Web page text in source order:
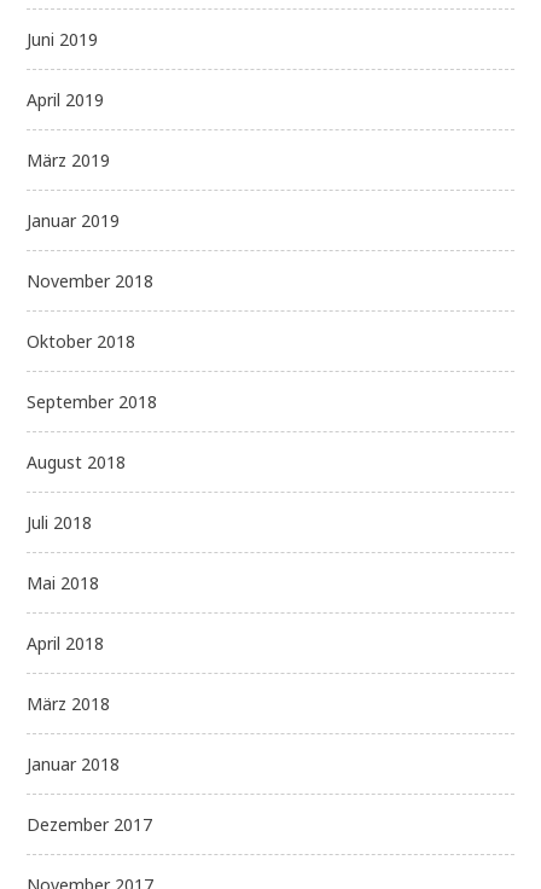
Juni 2019
April 2019
März 2019
Januar 2019
November 2018
Oktober 2018
September 2018
August 2018
Juli 2018
Mai 2018
April 2018
März 2018
Januar 2018
Dezember 2017
November 2017